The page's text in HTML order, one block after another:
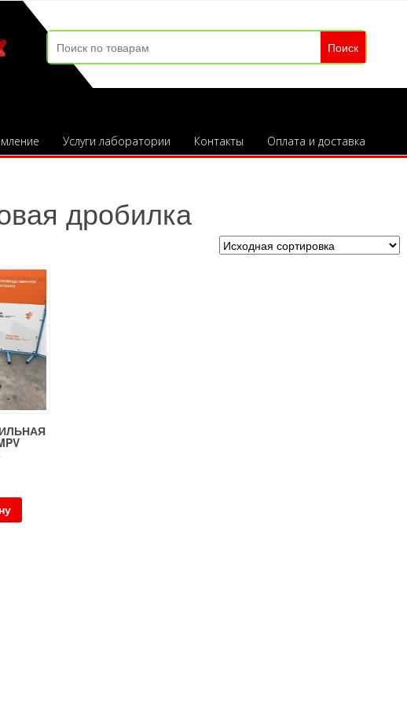
for:
Услуги лаборатории Контакты Оплата и доставка
дробилка